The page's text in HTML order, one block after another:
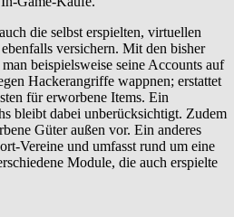
die selbst erspielten, virtuellen
versichern. Mit den bisher
beispielsweise seine Accounts auf
Hackerangriffe wappnen; erstattet
für erworbene Items. Ein
bleibt dabei unberücksichtigt. Zudem
Güter außen vor. Ein anderes
Vereine und umfasst rund um eine
Module, die auch erspielte